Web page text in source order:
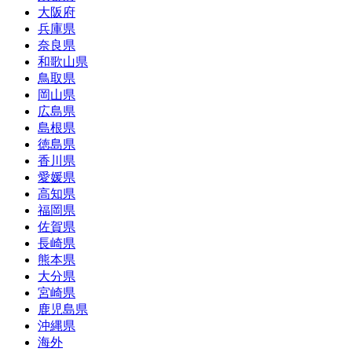
大阪府
兵庫県
奈良県
和歌山県
鳥取県
岡山県
広島県
島根県
徳島県
香川県
愛媛県
高知県
福岡県
佐賀県
長崎県
熊本県
大分県
宮崎県
鹿児島県
沖縄県
海外